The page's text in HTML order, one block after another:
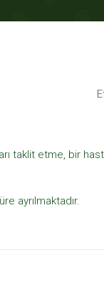
taklit etme, bir
ayrılmaktadır.